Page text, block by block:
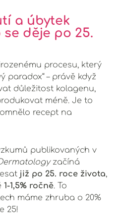
a úbytek
se děje po 25.
procesu, který
paradox“ – právě když
důležitost kolagenu,
méně. Je to
recept na
publikovaných v
začíná
již po 25. roce života
1-1,5% ročně. To
máme zhruba o 20%
25!